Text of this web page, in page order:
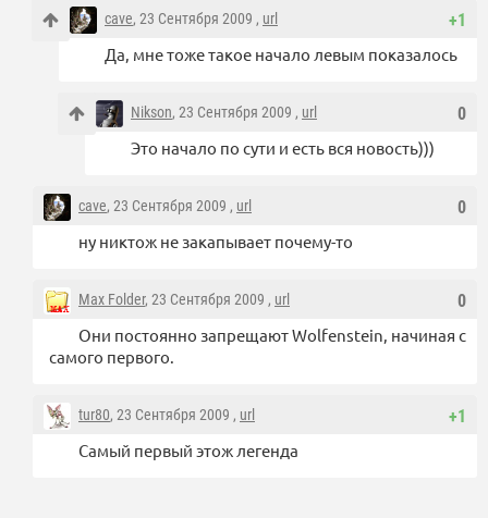
+1
cave, 23 Сентября 2009 , url
Да, мне тоже такое начало левым показалось
0
Nikson, 23 Сентября 2009 , url
Это начало по сути и есть вся новость)))
0
cave, 23 Сентября 2009 , url
ну никтож не закапывает почему-то
0
Max Folder, 23 Сентября 2009 , url
Они постоянно запрещают Wolfenstein, начиная с
самого первого.
+1
tur80, 23 Сентября 2009 , url
Самый первый этож легенда